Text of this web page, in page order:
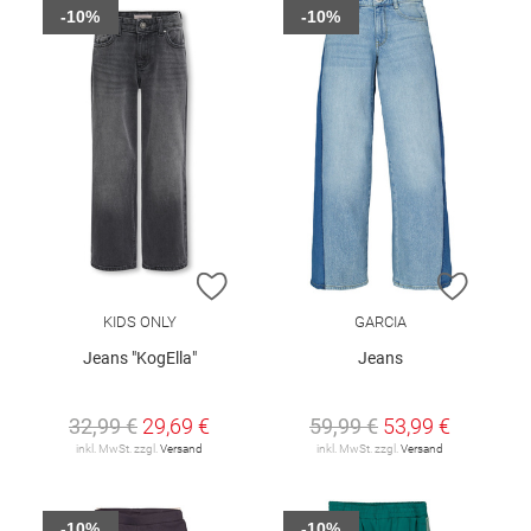
ZUR WUNSCHLISTE HINZUFÜGEN
KIDS ONLY
Jeans "KogElla"
32,99 € 29,69 €
inkl. MwSt. zzgl.Versand
-10%
ZUR
GARCIA
Jeans
59,99 € 53,99 €
inkl. MwSt. zzgl.Versand
-10%